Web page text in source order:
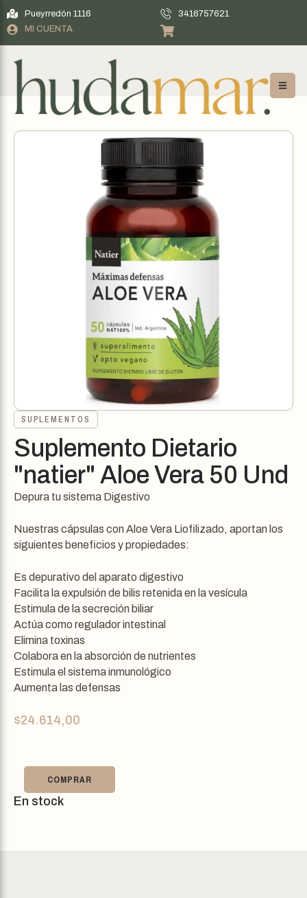
Pueyrredón 1116
3416757621
MI CUENTA
SUPLEMENTOS
Suplemento Dietario
"natier" Aloe Vera 50 Und
Depura tu sistema Digestivo
Nuestras cápsulas con Aloe Vera Liofilizado, aportan los
siguientes beneficios y propiedades:
Es depurativo del aparato digestivo
Facilita la expulsión de bilis retenida en la vesícula
Estimula de la secreción biliar
Actúa como regulador intestinal
Elimina toxinas
Colabora en la absorción de nutrientes
Estimula el sistema inmunológico
Aumenta las defensas
$24.614,00
COMPRAR
En stock